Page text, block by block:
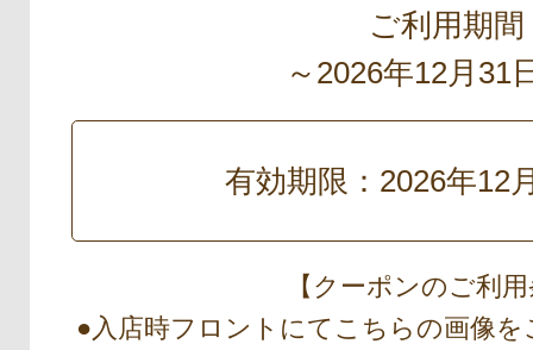
ご利用期間
～2026年12月31
有効期限：2026年12
【クーポンのご利
●入店時フロントにてこちらの画像